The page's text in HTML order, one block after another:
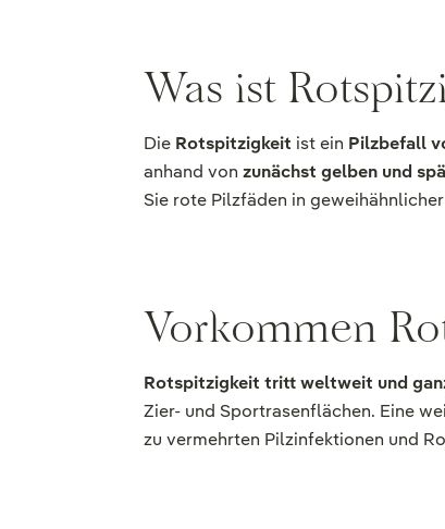
Was ist
Die Rotspitzigkeit ist ein Pilzbefall
anhand von zunächst gelben und
Sie rote Pilzfäden in
Vorkommen
Rotspitzigkeit tritt weltweit und
Zier- und Sportrasenflächen. Eine
zu vermehrten Pilzinfektionen und